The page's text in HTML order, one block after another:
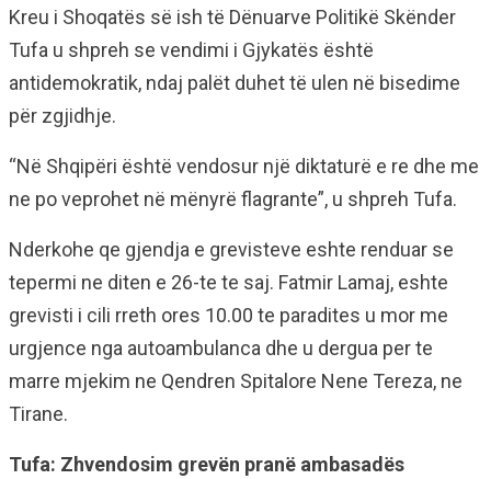
Kreu i Shoqatës së ish të Dënuarve Politikë Skënder
Tufa u shpreh se vendimi i Gjykatës është
antidemokratik, ndaj palët duhet të ulen në bisedime
për zgjidhje.
“Në Shqipëri është vendosur një diktaturë e re dhe me
ne po veprohet në mënyrë flagrante”, u shpreh Tufa.
Nderkohe qe gjendja e grevisteve eshte renduar se
tepermi ne diten e 26-te te saj. Fatmir Lamaj, eshte
grevisti i cili rreth ores 10.00 te paradites u mor me
urgjence nga autoambulanca dhe u dergua per te
marre mjekim ne Qendren Spitalore Nene Tereza, ne
Tirane.
Tufa: Zhvendosim grevën pranë ambasadës